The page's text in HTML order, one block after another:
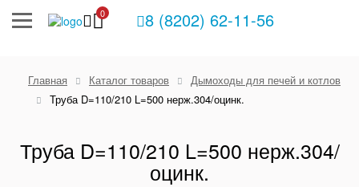
0 8 (8202) 62-11-56
Главная Каталог товаров
Дымоходы для печей и котлов
Труба D=110/210 L=500 нерж.304/оцинк.
Труба D=110/210 L=500 нерж.304/
оцинк.